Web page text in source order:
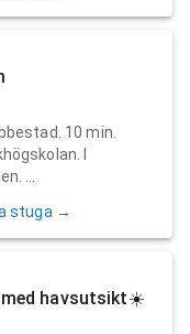
10 min.
I
...
stuga →
med havsutsikt☀️